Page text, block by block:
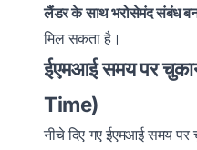
लैंडर के साथ भरोसेमंद संबंध
मिल सकता है।
ईएमआई समय पर
Time)
नीचे दिए गए ईएमआई समय